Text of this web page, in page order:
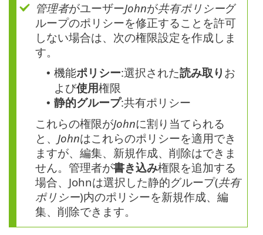
管理者がユーザーJohnが共有ポリシーグ
ループのポリシーを修正することを許可
しない場合は、次の権限設定を作成しま
す。
• 機能ポリシー:選択された読み取り お
よび使用権限
• 静的グループ:共有ポリシー
これらの権限がJohnに割り当てられる
と、 Johnはこれらのポリシーを適用でき
ますが、編集、新規作成、削除はできま
せん。管理者が書き込み権限を追加する
場合、Johnは選択した静的グループ(共有
ポリシー)内のポリシーを新規作成、編
集、削除できます。